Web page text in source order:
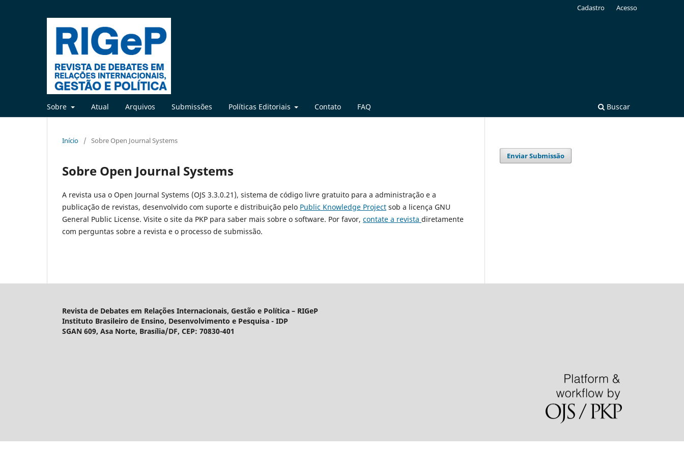
Sobre Atual Arquivos Submissões Políticas Editoriais Contato FAQ Buscar
Cadastro Acesso
Início / Sobre Open Journal Systems
Sobre Open Journal Systems
A revista usa o Open Journal Systems (OJS 3.3.0.21), sistema de código livre gratuito para a administração e a
publicação de revistas, desenvolvido com suporte e distribuição pelo Public Knowledge Project sob a licença GNU
General Public License. Visite o site da PKP para saber mais sobre o software. Por favor, contate a revista diretamente
com perguntas sobre a revista e o processo de submissão.
Enviar Submissão
Revista de Debates em Relações Internacionais, Gestão e Política – RIGeP
Instituto Brasileiro de Ensino, Desenvolvimento e Pesquisa - IDP
SGAN 609, Asa Norte, Brasília/DF, CEP: 70830-401